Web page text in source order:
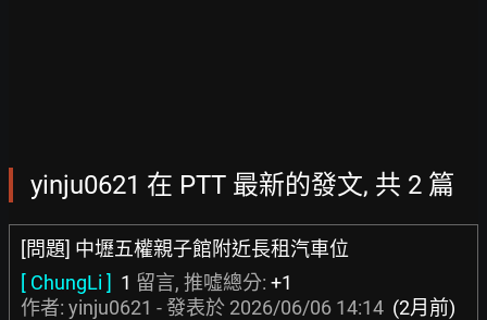
yinju0621 在 PTT 最新的發文, 共 2 篇
[問題] 中壢五權親子館附近長租汽車位
[ ChungLi ] 1 留言, 推噓總分: +1
作者: yinju0621 - 發表於 2026/06/06 14:14 (2月前)